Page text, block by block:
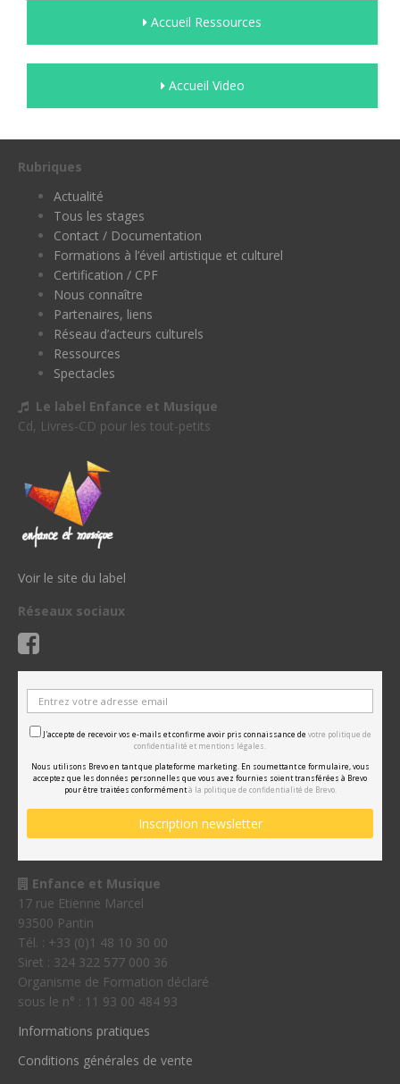
Accueil Ressources
Accueil Video
Rubriques
Actualité
Tous les stages
Contact / Documentation
Formations à l’éveil artistique et culturel
Certification / CPF
Nous connaître
Partenaires, liens
Réseau d’acteurs culturels
Ressources
Spectacles
Le label Enfance et Musique
Cd, Livres-CD pour les tout-petits
Voir le site du label
Réseaux sociaux
J'accepte de recevoir vos e-mails et confirme avoir pris connaissance de votre politique de
confidentialité et mentions légales.
Nous utilisons Brevo en tant que plateforme marketing. En soumettant ce formulaire, vous
acceptez que les données personnelles que vous avez fournies soient transférées à Brevo
pour être traitées conformémentà la politique de confidentialité de Brevo.
Enfance et Musique
17 rue Etienne Marcel
93500 Pantin
Tél. : +33 (0)1 48 10 30 00
Siret : 324 322 577 000 36
Organisme de Formation déclaré
sous le n° : 11 93 00 484 93
Informations pratiques
Conditions générales de vente